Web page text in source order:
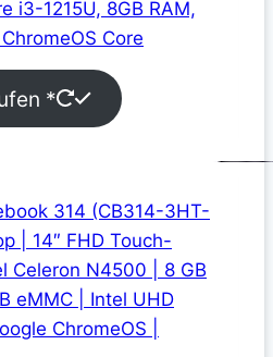
i3-1215U, 8GB RAM,
Core
*
314 (CB314-3HT-
| 14″ FHD Touch-
Celeron N4500 | 8 GB
eMMC | Intel UHD
ChromeOS |